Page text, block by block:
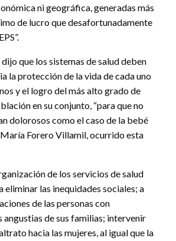
ni geográfica, generadas más
de lucro que desafortunadamente
que los sistemas de salud deben
la protección de la vida de cada uno
y el logro del más alto grado de
en su conjunto, “para que no
dolorosos como el caso de la bebé
María Forero Villamil, ocurrido esta
de los servicios de salud
las inequidades sociales; a
de las personas con
angustias de sus familias; intervenir
hacia las mujeres, al igual que la